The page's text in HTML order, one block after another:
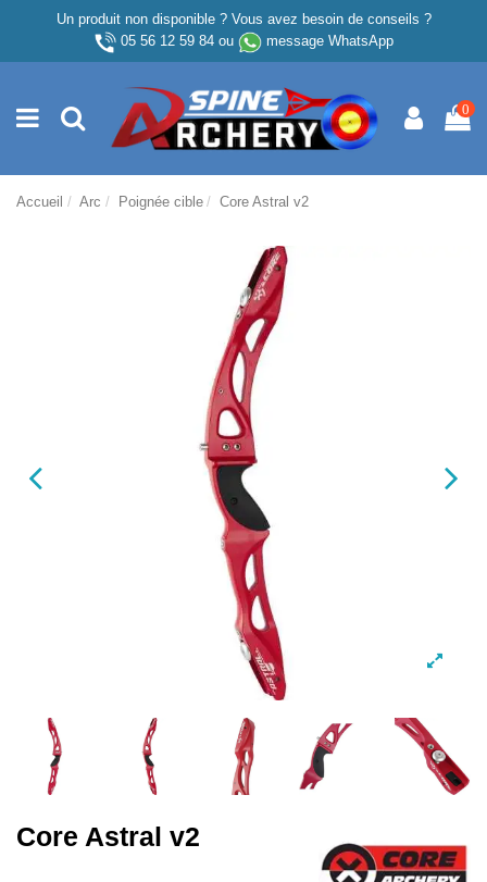
Un produit non disponible ? Vous avez besoin de conseils ?
05 56 12 59 84ou message WhatsApp
0
Accueil Arc Poignée cible Core Astral v2
Core Astral v2